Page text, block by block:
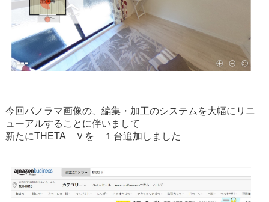
今回パノラマ画像の、編集・加工のシステムを大幅にリニ
ューアルすることに伴いまして
新たにTHETA Ｖを １台追加しました